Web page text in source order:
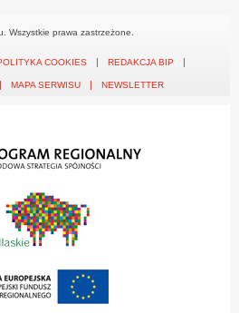
Wszystkie prawa zastrzeżone.
COOKIES REDAKCJA BIP
MAPA SERWISU NEWSLETTER